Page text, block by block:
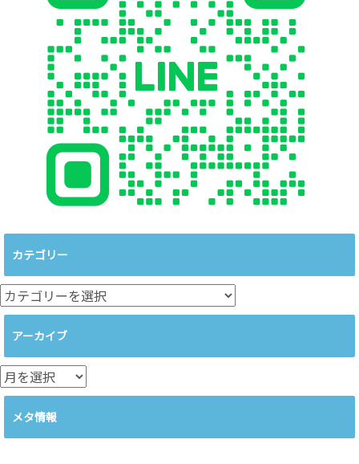
カテゴリー
カ
テ
リ
ー
アーカイブ
ア
ー
イ
メタ情報